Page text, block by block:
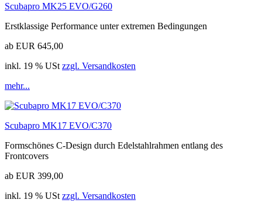
Scubapro MK25 EVO/G260
Erstklassige Performance unter extremen Bedingungen
ab EUR 645,00
inkl. 19 % USt zzgl. Versandkosten
mehr...
Scubapro MK17 EVO/C370
Formschönes C-Design durch Edelstahlrahmen entlang des
Frontcovers
ab EUR 399,00
inkl. 19 % USt zzgl. Versandkosten